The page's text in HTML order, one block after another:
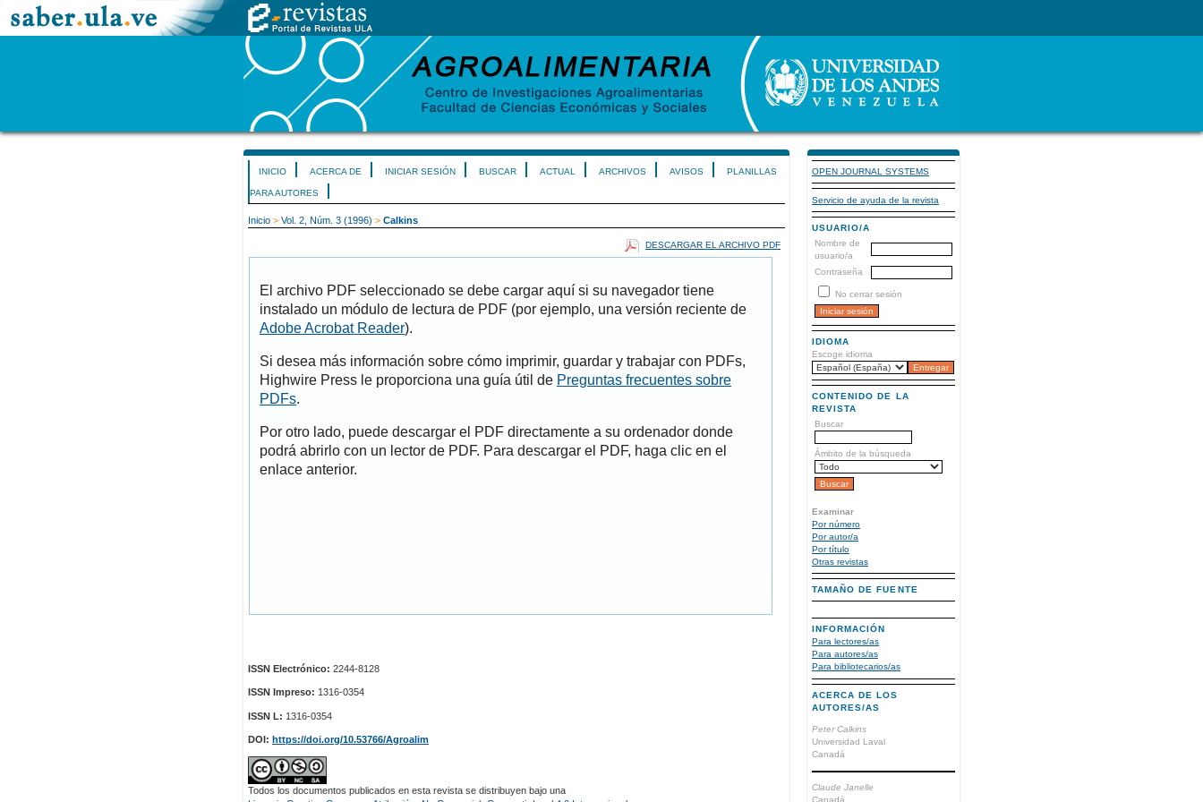
OPEN JOURNAL SYSTEMS
Servicio de ayuda de la revista
USUARIO/A
Nombre de
usuario/a
Contraseña
No cerrar sesión
IDIOMA
Escoge idioma
CONTENIDO DE LA
REVISTA
Buscar
Ámbito de la búsqueda
Examinar
Por número
Por autor/a
Por título
Otras revistas
TAMAÑO DE FUENTE
INFORMACIÓN
Para lectores/as
Para autores/as
Para bibliotecarios/as
ACERCA DE LOS
AUTORES/AS
Peter Calkins
Universidad Laval
Canadá
Claude Janelle
Canadá
INICIO ACERCA DE INICIAR SESIÓN BUSCAR ACTUAL ARCHIVOS AVISOS PLANILLAS
PARA AUTORES
Inicio > Vol. 2, Núm. 3 (1996) > Calkins
DESCARGAR EL ARCHIVO PDF
El archivo PDF seleccionado se debe cargar aquí si su navegador tiene
instalado un módulo de lectura de PDF (por ejemplo, una versión reciente de
Adobe Acrobat Reader).
Si desea más información sobre cómo imprimir, guardar y trabajar con PDFs,
Highwire Press le proporciona una guía útil de Preguntas frecuentes sobre
PDFs.
Por otro lado, puede descargar el PDF directamente a su ordenador donde
podrá abrirlo con un lector de PDF. Para descargar el PDF, haga clic en el
enlace anterior.
ISSN Electrónico: 2244-8128
ISSN Impreso: 1316-0354
ISSN L: 1316-0354
DOI: https://doi.org/10.53766/Agroalim
Todos los documentos publicados en esta revista se distribuyen bajo una